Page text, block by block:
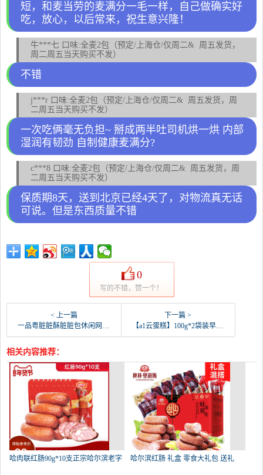
短，和麦当劳的麦满分一毛一样，自己做确实好
吃，放心，以后常来，祝生意兴隆！
牛***七 口味:全麦2包（预定/上海仓/仅周二& 周五发货，
周二周五当天购买不发）
不错
j***r 口味:全麦2包（预定/上海仓/仅周二& 周五发货，周
二周五当天购买不发）
一次吃俩毫无负担~ 掰成两半吐司机烘一烘 内部
湿润有韧劲 自制健康麦满分?
c***8 口味:全麦2包（预定/上海仓/仅周二& 周五发货，周
二周五当天购买不发）
保质期8天，送到北京已经4天了，对物流真无话
可说。但是东西质量不错
0
写的不错，赞一个！
< 上一篇
一品粤脏脏酥脏脏包休闲网红零食早餐面包巧克力味蛋糕-面包(一品粤食品旗舰店仅售29.9元)
下一篇 >
【a1云蛋糕】100g*2袋装早餐鸡蛋面包纯原味手-面包(a1爱逸旗舰店仅售19.8元)
相关内容推荐：
哈肉联红肠90g*10支正宗哈尔滨老字 哈尔滨红肠 礼盒 零食大礼包 送礼